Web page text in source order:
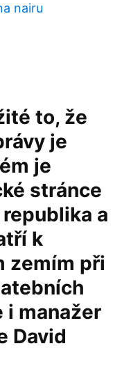
nairu
to, že
je
je
stránce
a
k
zemím při
i manažer
David